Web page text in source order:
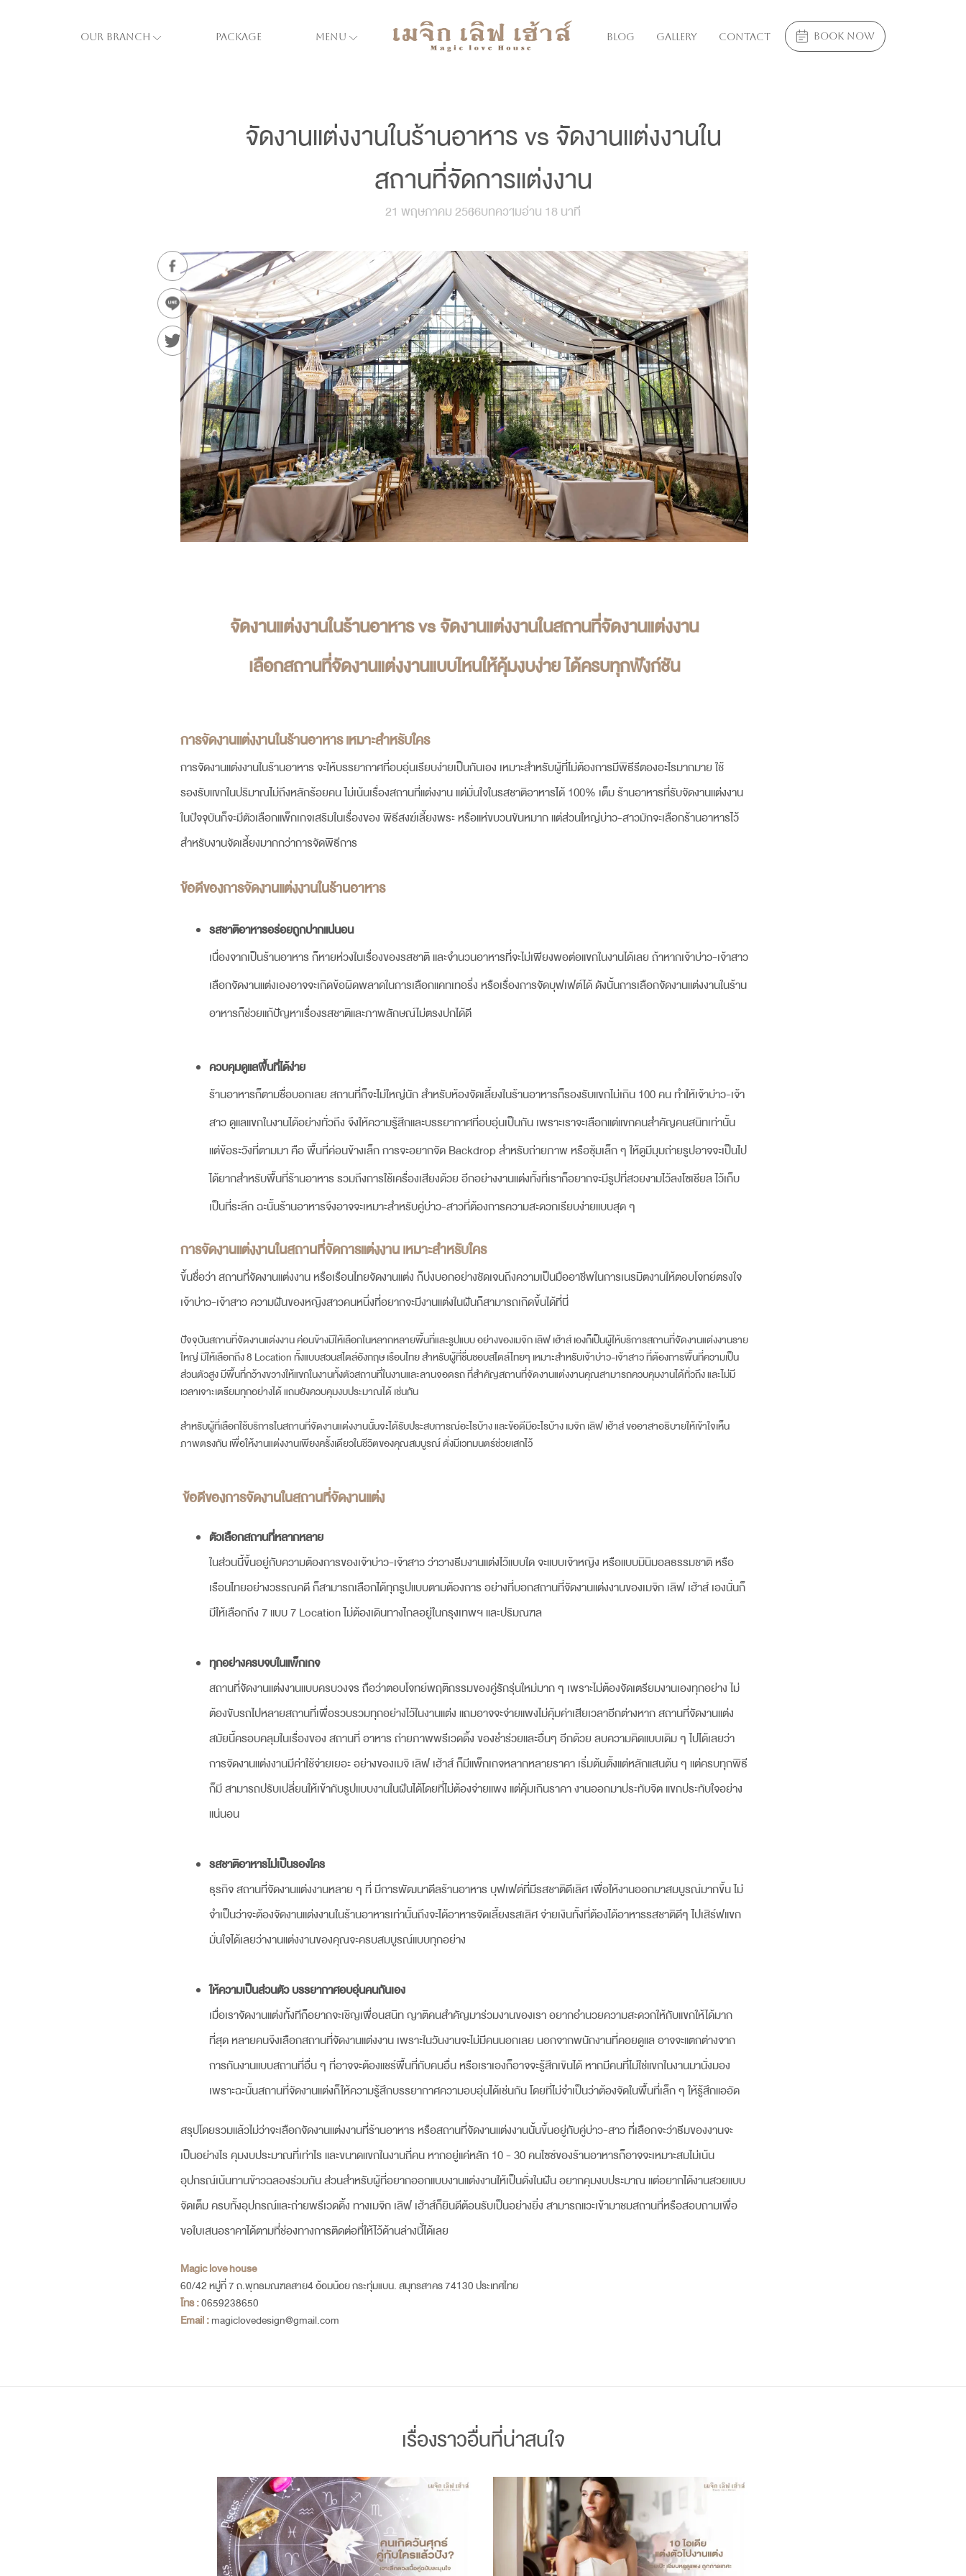
Our Branch Package menu Blog Gallery Contact book now
จัดงานแต่งงานในร้านอาหาร vs จัดงานแต่งงานใน
สถานที่จัดการแต่งงาน
21 พฤษภาคม 2566บทความอ่าน 18 นาที
จัดงานแต่งงานในร้านอาหาร vs จัดงานแต่งงานในสถานที่จัดงานแต่งงาน
เลือกสถานที่จัดงานแต่งงานแบบไหนให้คุ้มงบง่าย ได้ครบทุกฟังก์ชัน
การจัดงานแต่งงานในร้านอาหาร เหมาะสำหรับใคร
การจัดงานแต่งงานในร้านอาหาร จะให้บรรยากาศที่อบอุ่นเรียบง่ายเป็นกันเอง เหมาะสำหรับผู้ที่ไม่ต้องการมีพิธีรีตองอะไรมากมาย ใช้
รองรับแขกในปริมาณไม่ถึงหลักร้อยคน ไม่เน้นเรื่องสถานที่แต่งงาน แต่มั่นใจในรสชาติอาหารได้ 100% เต็ม ร้านอาหารที่รับจัดงานแต่งงาน
ในปัจจุบันก็จะมีตัวเลือกแพ็กเกจเสริมในเรื่องของ พิธีสงฆ์เลี้ยงพระ หรือแห่ขบวนขันหมาก แต่ส่วนใหญ่บ่าว-สาวมักจะเลือกร้านอาหารไว้
สำหรับงานจัดเลี้ยงมากกว่าการจัดพิธีการ
ข้อดีของการจัดงานแต่งงานในร้านอาหาร
รสชาติอาหารอร่อยถูกปากแน่นอน
เนื่องจากเป็นร้านอาหาร ก็หายห่วงในเรื่องของรสชาติ และจำนวนอาหารที่จะไม่เพียงพอต่อแขกในงานได้เลย ถ้าหากเจ้าบ่าว-เจ้าสาว
เลือกจัดงานแต่งเองอาจจะเกิดข้อผิดพลาดในการเลือกแคทเทอริ่ง หรือเรื่องการจัดบุฟเฟต์ได้ ดังนั้นการเลือกจัดงานแต่งงานในร้าน
อาหารก็ช่วยแก้ปัญหาเรื่องรสชาติและภาพลักษณ์ไม่ตรงปกได้ดี
ควบคุมดูแลพื้นที่ได้ง่าย
ร้านอาหารก็ตามชื่อบอกเลย สถานที่ก็จะไม่ใหญ่นัก สำหรับห้องจัดเลี้ยงในร้านอาหารก็รองรับแขกไม่เกิน 100 คน ทำให้เจ้าบ่าว-เจ้า
สาว ดูแลแขกในงานได้อย่างทั่วถึง จึงให้ความรู้สึกและบรรยากาศที่อบอุ่นเป็นกัน เพราะเราจะเลือกแต่แขกคนสำคัญคนสนิทเท่านั้น
แต่ข้อระวังที่ตามมา คือ พื้นที่ค่อนข้างเล็ก การจะอยากจัด Backdrop สำหรับถ่ายภาพ หรือซุ้มเล็ก ๆ ให้ดูมีมุมถ่ายรูปอาจจะเป็นไป
ได้ยากสำหรับพื้นที่ร้านอาหาร รวมถึงการใช้เครื่องเสียงด้วย อีกอย่างงานแต่งทั้งที่เราก็อยากจะมีรูปที่สวยงามไว้ลงโซเชียล ไว้เก็บ
เป็นที่ระลึก ฉะนั้นร้านอาหารจึงอาจจะเหมาะสำหรับคู่บ่าว-สาวที่ต้องการความสะดวกเรียบง่ายแบบสุด ๆ
การจัดงานแต่งงานในสถานที่จัดการแต่งงาน เหมาะสำหรับใคร
ขึ้นชื่อว่าสถานที่จัดงานแต่งงาน หรือเรือนไทยจัดงานแต่ง ก็บ่งบอกอย่างชัดเจนถึงความเป็นมืออาชีพในการเนรมิตงานให้ตอบโจทย์ตรงใจ
เจ้าบ่าว-เจ้าสาว ความฝันของหญิงสาวคนหนึ่งที่อยากจะมีงานแต่งในฝันก็สามารถเกิดขึ้นได้ที่นี่
ปัจจุบันสถานที่จัดงานแต่งงาน ค่อนข้างมีให้เลือกในหลากหลายพื้นที่และรูปแบบ อย่างของเมจิก เลิฟ เฮ้าส์ เองก็เป็นผู้ให้บริการสถานที่จัดงานแต่งงานราย
ใหญ่ มีให้เลือกถึง 8 Location ทั้งแบบสวนสไตล์อังกฤษ เรือนไทยสำหรับผู้ที่ชื่นชอบสไตล์ไทยๆ เหมาะสำหรับเจ้าบ่าว-เจ้าสาว ที่ต้องการพื้นที่ความเป็น
ส่วนตัวสูง มีพื้นที่กว้างขวางให้แขกในงานทั้งตัวสถานที่ในงานและลานจอดรถ ที่สำคัญสถานที่จัดงานแต่งงานคุณสามารถควบคุมงานได้ทั่วถึง และไม่มี
เวลาเจาะเตรียมทุกอย่างได้ แถมยังควบคุมงบประมาณได้ เช่นกัน
สำหรับผู้ที่เลือกใช้บริการในสถานที่จัดงานแต่งงานนั้นจะได้รับประสบการณ์อะไรบ้าง และข้อดีมีอะไรบ้าง เมจิก เลิฟ เฮ้าส์ ขออาสาอธิบายให้เข้าใจเห็น
ภาพตรงกัน เพื่อให้งานแต่งงานเพียงครั้งเดียวในชีวิตของคุณสมบูรณ์ ดั่งมีเวทมนตร์ช่วยเสกไว้
ข้อดีของการจัดงานในสถานที่จัดงานแต่ง
ตัวเลือกสถานที่หลากหลาย
ในส่วนนี้ขึ้นอยู่กับความต้องการของเจ้าบ่าว-เจ้าสาว ว่าวางธีมงานแต่งไว้แบบใด จะแบบเจ้าหญิง หรือแบบมินิมอลธรรมชาติ หรือ
เรือนไทยอย่างวรรณคดี ก็สามารถเลือกได้ทุกรูปแบบตามต้องการ อย่างที่บอกสถานที่จัดงานแต่งงานของเมจิก เลิฟ เฮ้าส์ เองนั่นก็
มีให้เลือกถึง 7 แบบ 7 Location ไม่ต้องเดินทางไกลอยู่ในกรุงเทพฯ และปริมณฑล
ทุกอย่างครบจบในแพ็กเกจ
สถานที่จัดงานแต่งงานแบบครบวงจร ถือว่าตอบโจทย์พฤติกรรมของคู่รักรุ่นใหม่มาก ๆ เพราะไม่ต้องจัดเตรียมงานเองทุกอย่าง ไม่
ต้องขับรถไปหลายสถานที่เพื่อรวบรวมทุกอย่างไว้ในงานแต่ง แถมอาจจะจ่ายแพงไม่คุ้มค่าเสียเวลาอีกต่างหาก สถานที่จัดงานแต่ง
สมัยนี้ครอบคลุมในเรื่องของ สถานที่ อาหาร ถ่ายภาพพรีเวดดิ้ง ของชำร่วยและอื่นๆ อีกด้วย ลบความคิดแบบเดิม ๆ ไปได้เลยว่า
การจัดงานแต่งงานมีค่าใช้จ่ายเยอะ อย่างของเมจิ เลิฟ เฮ้าส์ ก็มีแพ็กเกจหลากหลายราคา เริ่มต้นตั้งแต่หลักแสนต้น ๆ แต่ครบทุกพิธี
ก็มี สามารถปรับเปลี่ยนให้เข้ากับรูปแบบงานในฝันได้โดยที่ไม่ต้องจ่ายแพง แต่คุ้มเกินราคา งานออกมาประทับจิต แขกประทับใจอย่าง
แน่นอน
รสชาติอาหารไม่เป็นรองใคร
ธุรกิจสถานที่จัดงานแต่งงานหลาย ๆ ที่ มีการพัฒนาดีลร้านอาหาร บุฟเฟต์ที่มีรสชาติดีเลิศ เพื่อให้งานออกมาสมบูรณ์มากขึ้น ไม่
จำเป็นว่าจะต้องจัดงานแต่งงานในร้านอาหารเท่านั้นถึงจะได้อาหารจัดเลี้ยงรสเลิศ จ่ายเงินทั้งที่ต้องได้อาหารรสชาติดีๆ ไปเสิร์ฟแขก
มั่นใจได้เลยว่างานแต่งงานของคุณจะครบสมบูรณ์แบบทุกอย่าง
ให้ความเป็นส่วนตัว บรรยากาศอบอุ่นคนกันเอง
เมื่อเราจัดงานแต่งทั้งทีก็อยากจะเชิญเพื่อนสนิท ญาติคนสำคัญมาร่วมงานของเรา อยากอำนวยความสะดวกให้กับแขกให้ได้มาก
ที่สุด หลายคนจึงเลือกสถานที่จัดงานแต่งงาน เพราะในวันงานจะไม่มีคนนอกเลย นอกจากพนักงานที่คอยดูแล อาจจะแตกต่างจาก
การกันงานแบบสถานที่อื่น ๆ ที่อาจจะต้องแชร์พื้นที่กับคนอื่น หรือเราเองก็อาจจะรู้สึกเขินได้ หากมีคนที่ไม่ใช่แขกในงานมานั่งมอง
เพราะฉะนั้นสถานที่จัดงานแต่งก็ให้ความรู้สึกบรรยากาศความอบอุ่นได้เช่นกัน โดยที่ไม่จำเป็นว่าต้องจัดในพื้นที่เล็ก ๆ ให้รู้สึกแออัด
สรุปโดยรวมแล้วไม่ว่าจะเลือกจัดงานแต่งงานที่ร้านอาหาร หรือสถานที่จัดงานแต่งงานนั้นขึ้นอยู่กับคู่บ่าว-สาว ที่เลือกจะว่าธีมของงานจะ
เป็นอย่างไร คุมงบประมาณที่เท่าไร และขนาดแขกในงานกี่คน หากอยู่แค่หลัก 10 - 30 คนไซซ์ของร้านอาหารก็อาจจะเหมาะสมไม่เน้น
อุปกรณ์เน้นทานข้าวฉลองร่วมกัน ส่วนสำหรับผู้ที่อยากออกแบบงานแต่งงานให้เป็นดั่งในฝัน อยากคุมงบประมาณ แต่อยากได้งานสวยแบบ
จัดเต็ม ครบทั้งอุปกรณ์และถ่ายพรีเวดดิ้ง ทางเมจิก เลิฟ เฮ้าส์ก็ยินดีต้อนรับเป็นอย่างยิ่ง สามารถแวะเข้ามาชมสถานที่หรือสอบถามเพื่อ
ขอใบเสนอราคาได้ตามที่ช่องทางการติดต่อที่ให้ไว้ด้านล่างนี้ได้เลย
Magic lovehouse
60/42 หมู่ที่ 7 ถ.พุทธมณฑลสาย4อ้อมน้อย กระทุ่มแบน. สมุทรสาคร 74130 ประเทศไทย
โทร :0659238650
Email :magiclovedesign@gmail.com
เรื่องราวอื่นที่น่าสนใจ